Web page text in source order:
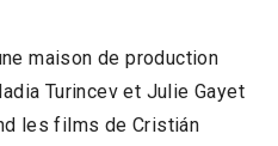
maison de production
Turincev et Julie Gayet
les films de Cristián